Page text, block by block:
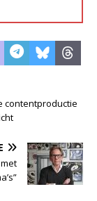
contentproductie